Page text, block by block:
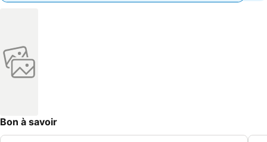
Bon à savoir